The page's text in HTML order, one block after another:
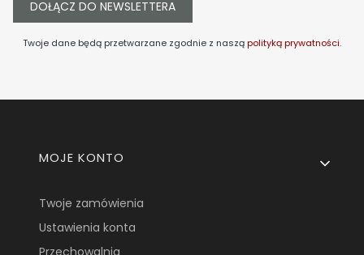
DOŁĄCZ DO NEWSLETTERA
Twoje dane będą przetwarzane zgodnie z nasząpolityką prywatności.
Linki w stopce
MOJE KONTO
Twoje zamówienia
Ustawienia konta